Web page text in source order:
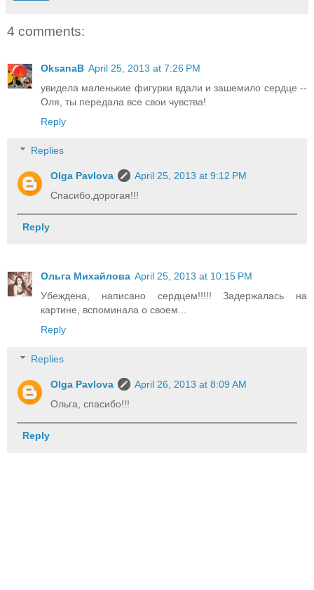
4 comments:
OksanaB April 25, 2013 at 7:26 PM
увидела маленькие фигурки вдали и зашемило сердце --
Оля, ты передала все свои чувства!
Reply
Replies
Olga Pavlova
April 25, 2013 at 9:12 PM
Спасибо,дорогая!!!
Reply
Ольга Михайлова April 25, 2013 at 10:15 PM
Убеждена, написано сердцем!!!!! Задержалась на
картине, вспоминала о своем...
Reply
Replies
Olga Pavlova
April 26, 2013 at 8:09 AM
Ольга, спасибо!!!
Reply